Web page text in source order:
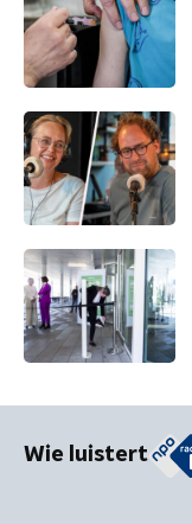
Wie luistert